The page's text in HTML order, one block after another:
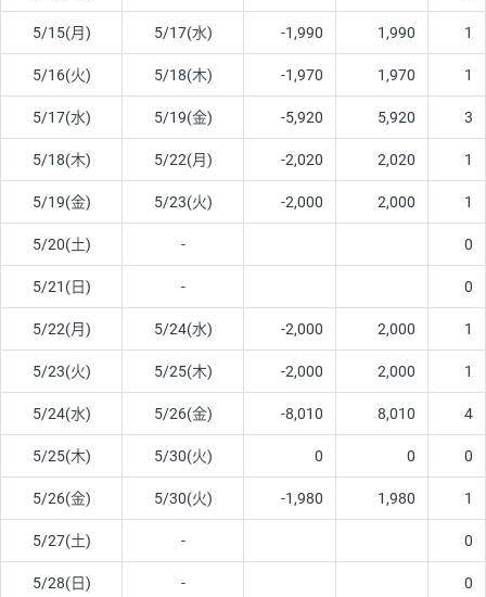
5/15(月) 5/17(水) -1,990 1,990 1
5/16(火) 5/18(木) -1,970 1,970 1
5/17(水) 5/19(金) -5,920 5,920 3
5/18(木) 5/22(月) -2,020 2,020 1
5/19(金) 5/23(火) -2,000 2,000 1
5/20(土) - 0
5/21(日) - 0
5/22(月) 5/24(水) -2,000 2,000 1
5/23(火) 5/25(木) -2,000 2,000 1
5/24(水) 5/26(金) -8,010 8,010 4
5/25(木) 5/30(火) 0 0 0
5/26(金) 5/30(火) -1,980 1,980 1
5/27(土) - 0
5/28(日) - 0